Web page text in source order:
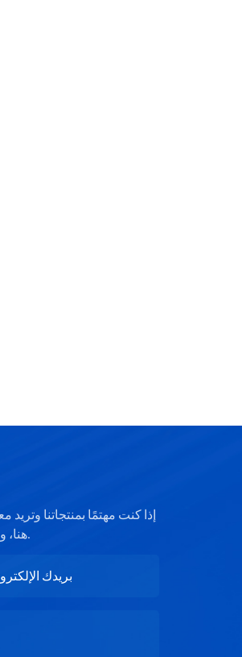
إذا كنت مهتمًا بمنتجاتنا
هنا، وسوف نقوم بالرد عليك في أقرب وقت ممكن.